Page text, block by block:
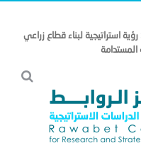
استراتيجية لبناء قطاع زراعي
المستدامة